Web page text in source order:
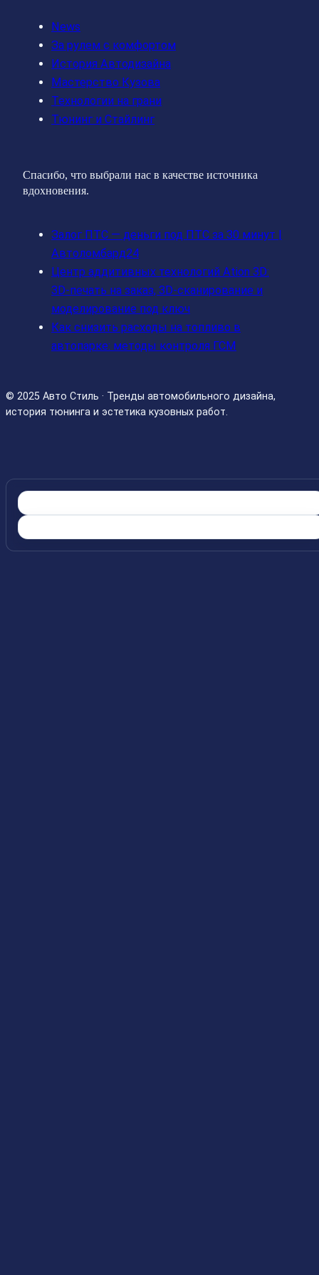
News
За рулем с комфортом
История Автодизайна
Мастерство Кузова
Технологии на грани
Тюнинг и Стайлинг
Спасибо, что выбрали нас в качестве источника
вдохновения.
Залог ПТС — деньги под ПТС за 30 минут |
Автоломбард24
Центр аддитивных технологий Ation 3D:
3D-печать на заказ, 3D-сканирование и
моделирование под ключ
Как снизить расходы на топливо в
автопарке: методы контроля ГСМ
© 2025 Авто Стиль · Тренды автомобильного дизайна,
история тюнинга и эстетика кузовных работ.